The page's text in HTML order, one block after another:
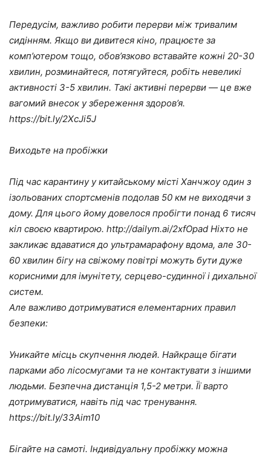
Передусім, важливо робити перерви між тривалим
сидінням. Якщо ви дивитеся кіно, працюєте за
комп’ютером тощо, обов’язково вставайте кожні 20-30
хвилин, розминайтеся, потягуйтеся, робіть невеликі
активності 3-5 хвилин. Такі активні перерви — це вже
вагомий внесок у збереження здоров’я.
https://bit.ly/2XcJi5J
Виходьте на пробіжки
Під час карантину у китайському місті Ханчжоу один з
ізольованих спортсменів подолав 50 км не виходячи з
дому. Для цього йому довелося пробігти понад 6 тисяч
кіл своєю квартирою. http://dailym.ai/2xfOpad Ніхто не
закликає вдаватися до ультрамарафону вдома, але 30-
60 хвилин бігу на свіжому повітрі можуть бути дуже
корисними для імунітету, серцево-судинної і дихальної
систем.
Але важливо дотримуватися елементарних правил
безпеки:
Уникайте місць скупчення людей. Найкраще бігати
парками або лісосмугами та не контактувати з іншими
людьми. Безпечна дистанція 1,5-2 метри. Її варто
дотримуватися, навіть під час тренування.
https://bit.ly/33Aim10
Бігайте на самоті. Індивідуальну пробіжку можна